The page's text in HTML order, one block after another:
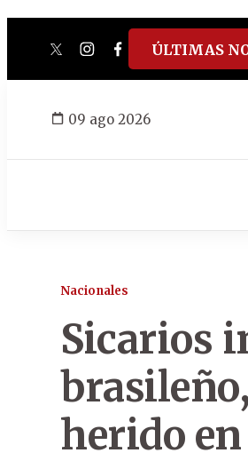
twitterinstagram
facebook
tiktokyoutube
ÚLTIMAS
09 ago 2026
Nacionales
Sicarios
herido en